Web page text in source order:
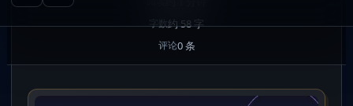
字数约 58 字
评论0 条